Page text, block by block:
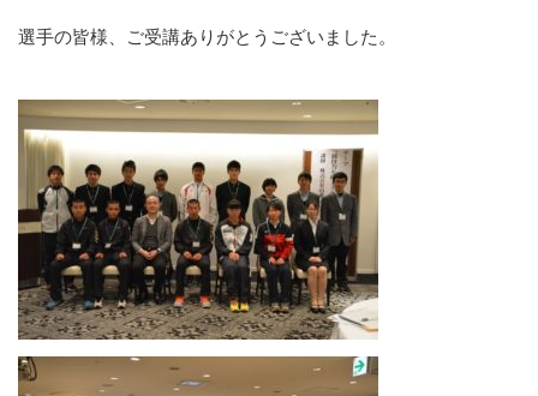
選手の皆様、ご受講ありがとうございました。